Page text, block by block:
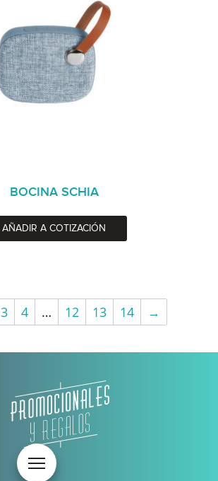
Toggle navigation
BOCINA SCHIA
AÑADIR A COTIZACIÓN
3 4 … 12 13 14 →